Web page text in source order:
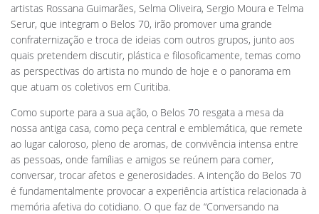
artistas Rossana Guimarães, Selma Oliveira, Sergio Moura e Telma
Serur, que integram o Belos 70, irão promover uma grande
confraternização e troca de ideias com outros grupos, junto aos
quais pretendem discutir, plástica e filosoficamente, temas como
as perspectivas do artista no mundo de hoje e o panorama em
que atuam os coletivos em Curitiba.
Como suporte para a sua ação, o Belos 70 resgata a mesa da
nossa antiga casa, como peça central e emblemática, que remete
ao lugar caloroso, pleno de aromas, de convivência intensa entre
as pessoas, onde famílias e amigos se reúnem para comer,
conversar, trocar afetos e generosidades. A intenção do Belos 70
é fundamentalmente provocar a experiência artística relacionada à
memória afetiva do cotidiano. O que faz de “Conversando na